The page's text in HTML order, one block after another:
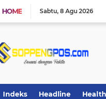
HOME Sabtu 8 Agu 2026
Indeks Headline Health